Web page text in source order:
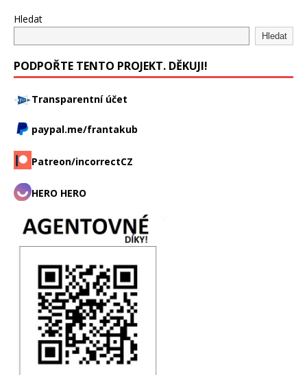
Hledat
Hledat
PODPOŘTE TENTO PROJEKT. DĚKUJI!
Transparentní účet
paypal.me/frantakub
Patreon/incorrectCZ
HERO HERO